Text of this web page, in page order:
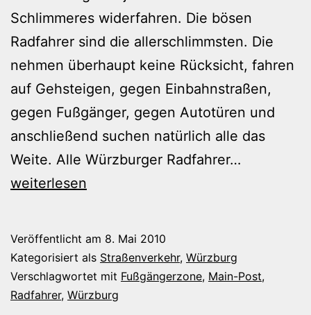
Schlimmeres widerfahren. Die bösen
Radfahrer sind die allerschlimmsten. Die
nehmen überhaupt keine Rücksicht, fahren
auf Gehsteigen, gegen Einbahnstraßen,
gegen Fußgänger, gegen Autotüren und
anschließend suchen natürlich alle das
Weite. Alle Würzburger Radfahrer…
böse!!!
weiterlesen
Veröffentlicht am 8. Mai 2010
Kategorisiert als Straßenverkehr, Würzburg
Verschlagwortet mit Fußgängerzone, Main-Post,
Radfahrer, Würzburg